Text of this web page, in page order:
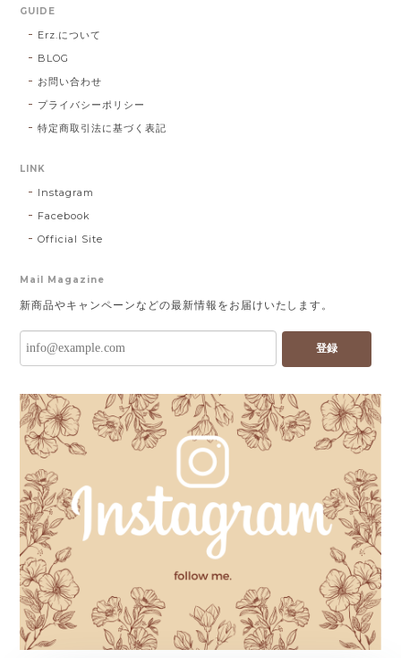
GUIDE
Erz.について
BLOG
お問い合わせ
プライバシーポリシー
特定商取引法に基づく表記
LINK
Instagram
Facebook
Official Site
Mail Magazine
新商品やキャンペーンなどの最新情報をお届けいたします。
登録